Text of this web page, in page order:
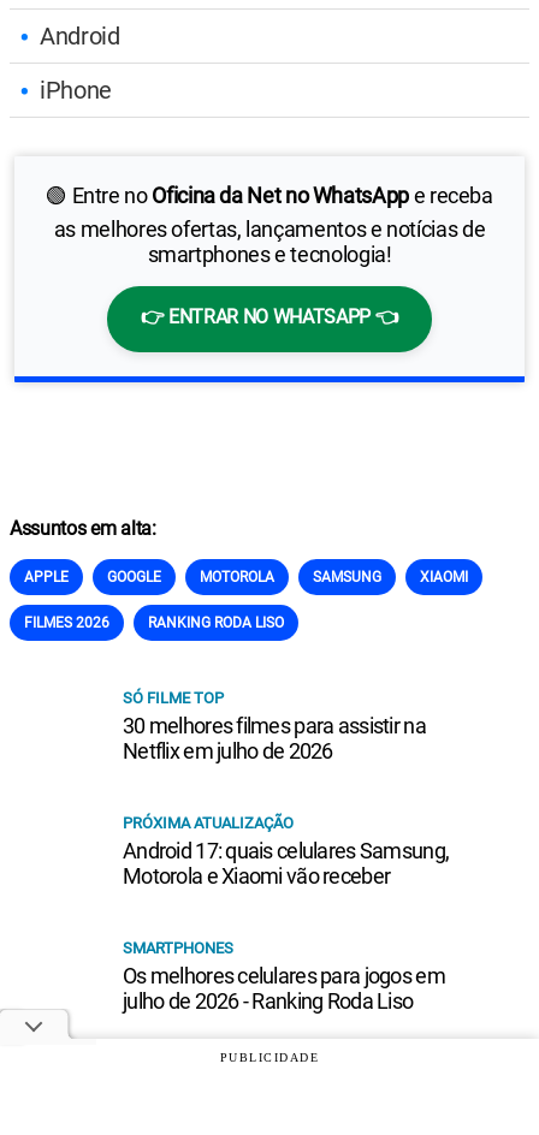
Android
iPhone
🟢 Entre noOficina da Net no WhatsAppe receba
as melhores ofertas, lançamentos e notícias de
smartphones e tecnologia!
👉 ENTRAR NO WHATSAPP 👈
Assuntos em alta:
APPLE GOOGLE MOTOROLA SAMSUNG XIAOMI
FILMES 2026 RANKING RODA LISO
SÓ FILME TOP
30 melhores filmes para assistir na
Netflix em julho de 2026
PRÓXIMA ATUALIZAÇÃO
Android 17: quais celulares Samsung,
Motorola e Xiaomi vão receber
SMARTPHONES
Os melhores celulares para jogos em
julho de 2026 - Ranking Roda Liso
PUBLICIDADE